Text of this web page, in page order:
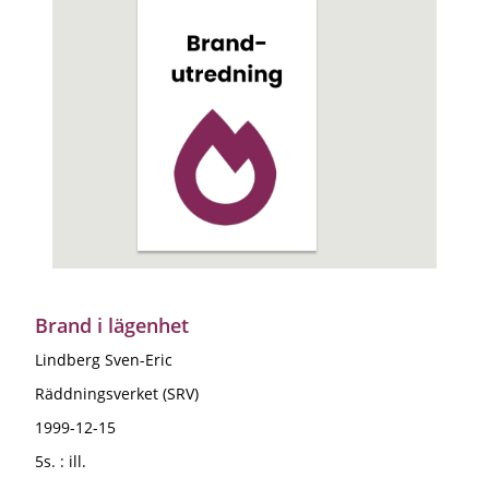
Brand i lägenhet
Lindberg Sven-Eric
Räddningsverket (SRV)
1999-12-15
5s. : ill.